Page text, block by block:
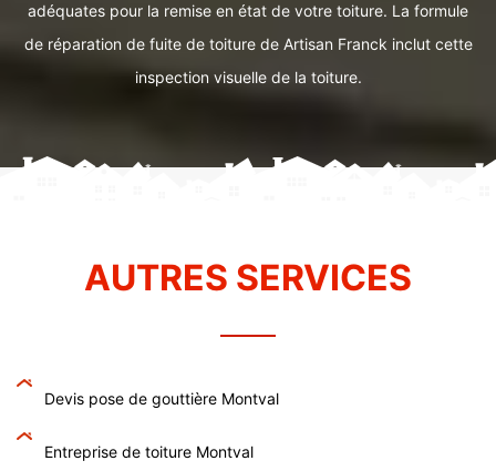
adéquates pour la remise en état de votre toiture. La formule
de réparation de fuite de toiture de Artisan Franck inclut cette
inspection visuelle de la toiture.
AUTRES SERVICES
Devis pose de gouttière Montval
Entreprise de toiture Montval